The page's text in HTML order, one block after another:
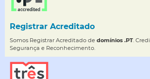
Registrar Acreditado
Somos Registrar Acreditado de domínios .PT .
Segurança e Reconhecimento.